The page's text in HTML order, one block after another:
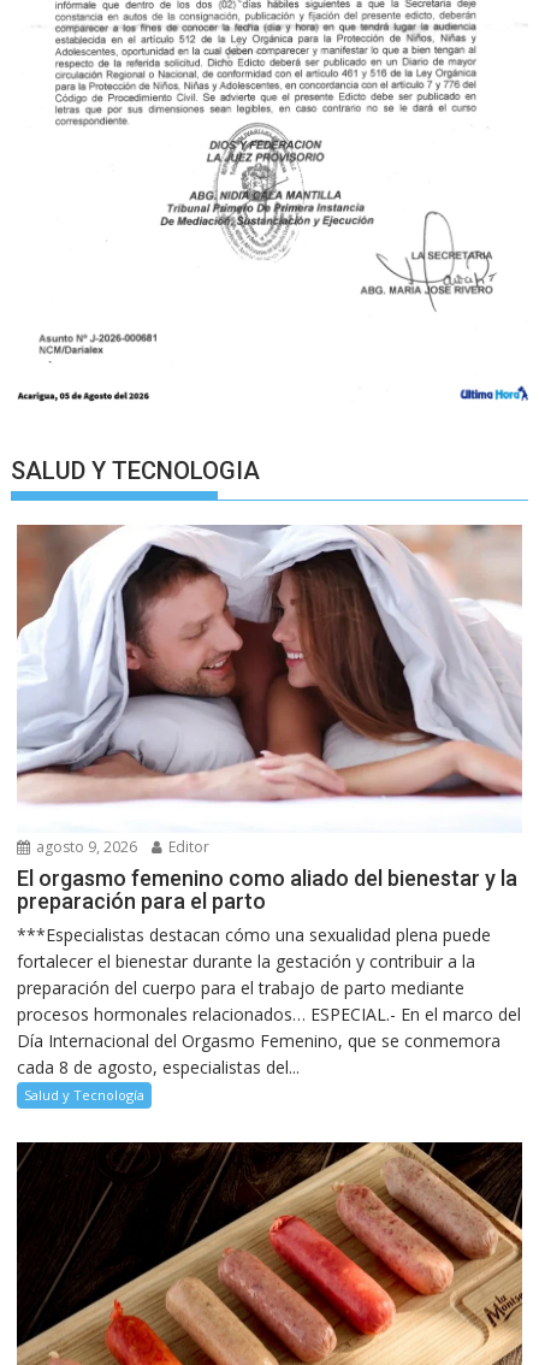
SALUD Y TECNOLOGIA
agosto 9, 2026 Editor
El orgasmo femenino como aliado del bienestar y la
preparación para el parto
***Especialistas destacan cómo una sexualidad plena puede
fortalecer el bienestar durante la gestación y contribuir a la
preparación del cuerpo para el trabajo de parto mediante
procesos hormonales relacionados… ESPECIAL.- En el marco del
Día Internacional del Orgasmo Femenino, que se conmemora
cada 8 de agosto, especialistas del...
Salud y Tecnología